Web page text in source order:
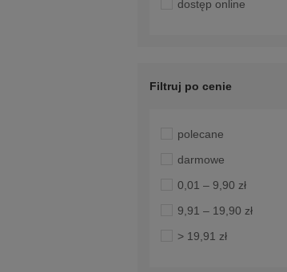
dostęp online
Filtruj po cenie
polecane
darmowe
0,01 – 9,90 zł
9,91 – 19,90 zł
> 19,91 zł